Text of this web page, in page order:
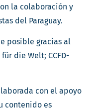
la colaboración y
del Paraguay.
posible gracias al
die Welt; CCFD-
con el apoyo
contenido es